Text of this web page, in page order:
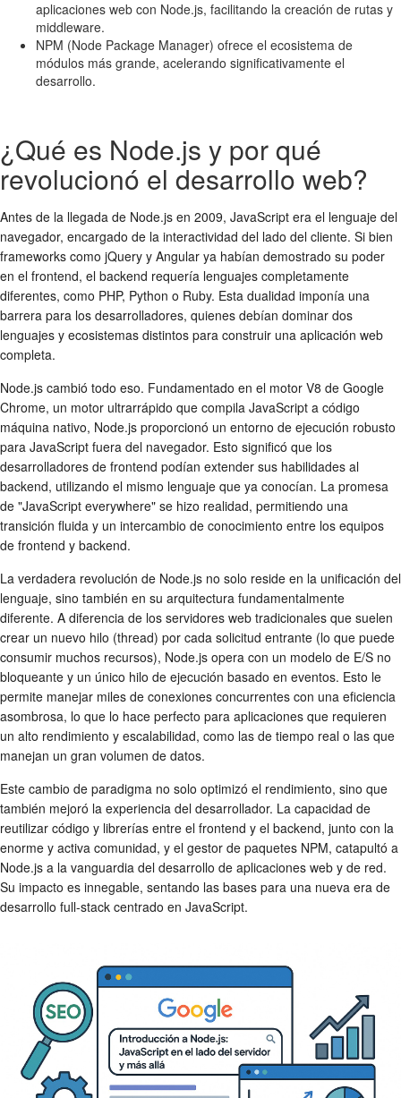
aplicaciones web con Node.js, facilitando la creación de rutas y
middleware.
NPM (Node Package Manager) ofrece el ecosistema de
módulos más grande, acelerando significativamente el
desarrollo.
¿Qué es Node.js y por qué
revolucionó el desarrollo web?
Antes de la llegada de Node.js en 2009, JavaScript era el lenguaje del
navegador, encargado de la interactividad del lado del cliente. Si bien
frameworks como jQuery y Angular ya habían demostrado su poder
en el frontend, el backend requería lenguajes completamente
diferentes, como PHP, Python o Ruby. Esta dualidad imponía una
barrera para los desarrolladores, quienes debían dominar dos
lenguajes y ecosistemas distintos para construir una aplicación web
completa.
Node.js cambió todo eso. Fundamentado en el motor V8 de Google
Chrome, un motor ultrarrápido que compila JavaScript a código
máquina nativo, Node.js proporcionó un entorno de ejecución robusto
para JavaScript fuera del navegador. Esto significó que los
desarrolladores de frontend podían extender sus habilidades al
backend, utilizando el mismo lenguaje que ya conocían. La promesa
de "JavaScript everywhere" se hizo realidad, permitiendo una
transición fluida y un intercambio de conocimiento entre los equipos
de frontend y backend.
La verdadera revolución de Node.js no solo reside en la unificación del
lenguaje, sino también en su arquitectura fundamentalmente
diferente. A diferencia de los servidores web tradicionales que suelen
crear un nuevo hilo (thread) por cada solicitud entrante (lo que puede
consumir muchos recursos), Node.js opera con un modelo de E/S no
bloqueante y un único hilo de ejecución basado en eventos. Esto le
permite manejar miles de conexiones concurrentes con una eficiencia
asombrosa, lo que lo hace perfecto para aplicaciones que requieren
un alto rendimiento y escalabilidad, como las de tiempo real o las que
manejan un gran volumen de datos.
Este cambio de paradigma no solo optimizó el rendimiento, sino que
también mejoró la experiencia del desarrollador. La capacidad de
reutilizar código y librerías entre el frontend y el backend, junto con la
enorme y activa comunidad, y el gestor de paquetes NPM, catapultó a
Node.js a la vanguardia del desarrollo de aplicaciones web y de red.
Su impacto es innegable, sentando las bases para una nueva era de
desarrollo full-stack centrado en JavaScript.